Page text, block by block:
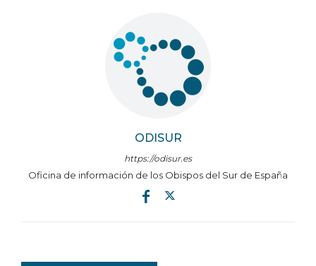
ODISUR
https://odisur.es
Oficina de información de los Obispos del Sur de España